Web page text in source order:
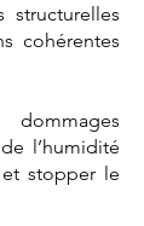
structurelles
cohérentes
l’humidité
stopper le